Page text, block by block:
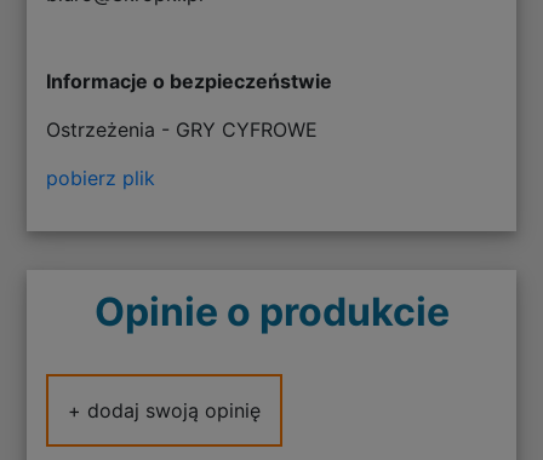
Informacje o bezpieczeństwie
Ostrzeżenia - GRY CYFROWE
pobierz plik
Opinie o produkcie
+ dodaj swoją opinię